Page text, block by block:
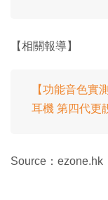
【相關報導】
【功能音色實
耳機 第四代更
Source：ezone.hk